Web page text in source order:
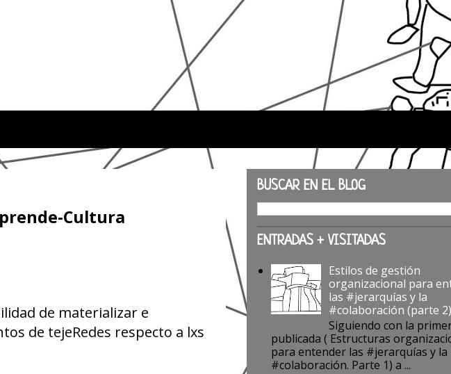
Cultura
de materializar e
de tejeRedes respecto a lxs
BUSCAR EN EL BLOG
ENTRADAS + VISITADAS
Estilos de gestión
organizacional para
las #jerarquías y la
#colaboración (parte
Siguiendo con la
publicada ( Estructuras
para entender las #jerarquías y la
#colaboración. Parte 1) a ...